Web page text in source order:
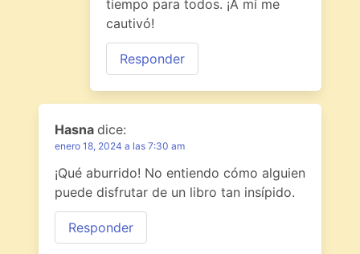
tiempo para todos. ¡A mí me
cautivó!
Responder
Hasna dice:
enero 18, 2024 a las 7:30 am
¡Qué aburrido! No entiendo cómo alguien
puede disfrutar de un libro tan insípido.
Responder